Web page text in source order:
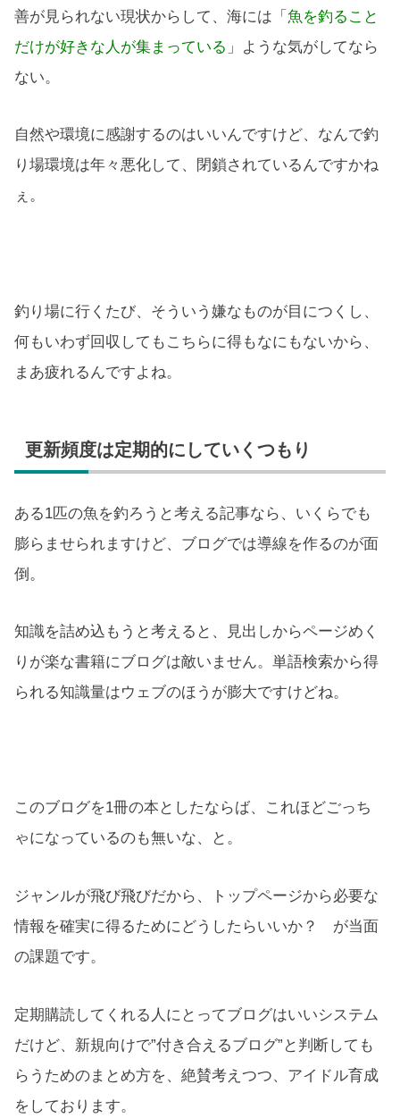
善が見られない現状からして、海には「 魚を釣ること
だけが好きな人が集まっている 」ような気がしてなら
ない。
自然や環境に感謝するのはいいんですけど、なんで釣
り場環境は年々悪化して、閉鎖されているんですかね
ぇ。
釣り場に行くたび、そういう嫌なものが目につくし、
何もいわず回収してもこちらに得もなにもないから、
まあ疲れるんですよね。
更新頻度は定期的にしていくつもり
ある1匹の魚を釣ろうと考える記事なら、いくらでも
膨らませられますけど、ブログでは導線を作るのが面
倒。
知識を詰め込もうと考えると、見出しからページめく
りが楽な書籍にブログは敵いません。単語検索から得
られる知識量はウェブのほうが膨大ですけどね。
このブログを1冊の本としたならば、これほどごっち
ゃになっているのも無いな、と。
ジャンルが飛び飛びだから、トップページから必要な
情報を確実に得るためにどうしたらいいか？ が当面
の課題です。
定期購読してくれる人にとってブログはいいシステム
だけど、新規向けで”付き合えるブログ”と判断しても
らうためのまとめ方を、絶賛考えつつ、アイドル育成
をしております。